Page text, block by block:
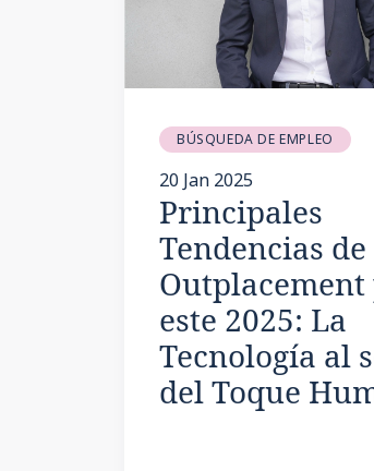
BÚSQUEDA DE EMPLEO
20 Jan 2025
Principales
Tendencias de
Outplacement
este 2025: La
Tecnología al
del Toque